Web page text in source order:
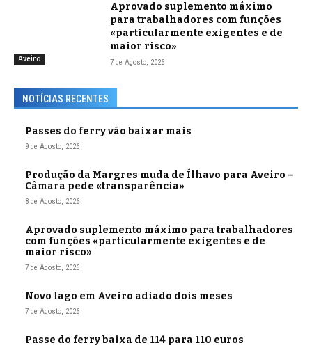
Aveiro
Aprovado suplemento máximo
para trabalhadores com funções
«particularmente exigentes e de
maior risco»
7 de Agosto, 2026
NOTÍCIAS RECENTES
Passes do ferry vão baixar mais
9 de Agosto, 2026
Produção da Margres muda de Ílhavo para Aveiro –
Câmara pede «transparência»
8 de Agosto, 2026
Aprovado suplemento máximo para trabalhadores
com funções «particularmente exigentes e de
maior risco»
7 de Agosto, 2026
Novo lago em Aveiro adiado dois meses
7 de Agosto, 2026
Passe do ferry baixa de 114 para 110 euros